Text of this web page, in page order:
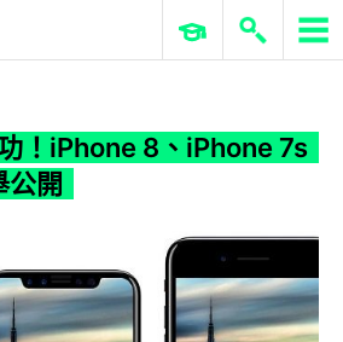
ERP 與商業 AI
！iPhone 8、iPhone 7s
公開